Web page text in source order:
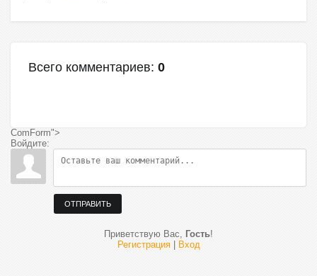
Всего комментариев: 0
ComForm">
Войдите:
ОТПРАВИТЬ
Приветствую Вас, Гость!
Регистрация| Вход